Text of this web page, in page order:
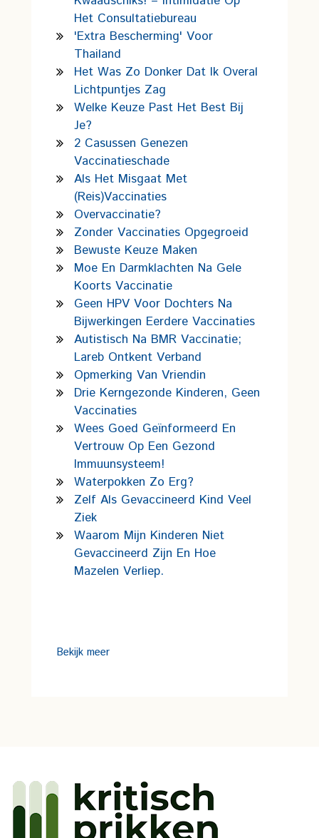
Het Consultatiebureau
'Extra Bescherming' Voor
Thailand
Het Was Zo Donker Dat Ik Overal
Lichtpuntjes Zag
Welke Keuze Past Het Best Bij
Je?
2 Casussen Genezen
Vaccinatieschade
Als Het Misgaat Met
(reis)vaccinaties
Overvaccinatie?
Zonder Vaccinaties Opgegroeid
Bewuste Keuze Maken
Moe En Darmklachten Na Gele
Koorts Vaccinatie
Geen HPV Voor Dochters Na
Bijwerkingen Eerdere Vaccinaties
Autistisch Na BMR Vaccinatie;
Lareb Ontkent Verband
Opmerking Van Vriendin
Drie Kerngezonde Kinderen, Geen
Vaccinaties
Wees Goed Geïnformeerd En
Vertrouw Op Een Gezond
Immuunsysteem!
Waterpokken Zo Erg?
Zelf Als Gevaccineerd Kind Veel
Ziek
Waarom Mijn Kinderen Niet
Gevaccineerd Zijn En Hoe
Mazelen Verliep.
Bekijk meer